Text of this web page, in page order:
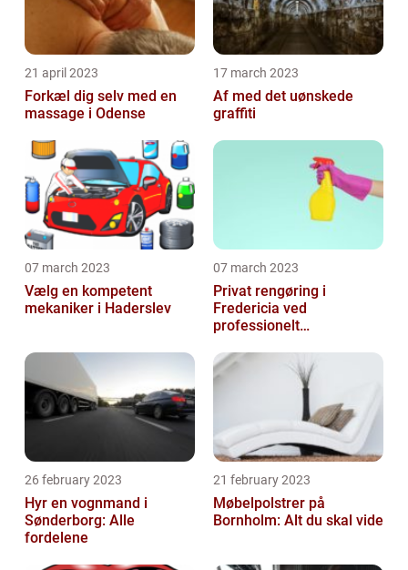
21 april 2023
Forkæl dig selv med en
massage i Odense
17 march 2023
Af med det uønskede
graffiti
07 march 2023
Vælg en kompetent
mekaniker i Haderslev
07 march 2023
Privat rengøring i
Fredericia ved
professionelt
26 february 2023
Hyr en vognmand i
Sønderborg: Alle
fordelene
21 february 2023
Møbelpolstrer på
Bornholm: Alt du skal vide